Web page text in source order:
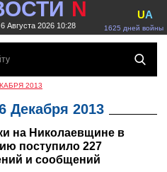
N
6 Августа 2026 10:28 1625 дней войны
UA
2013
Декабря 2013
на Николаевщине в
поступило 227
и сообщений